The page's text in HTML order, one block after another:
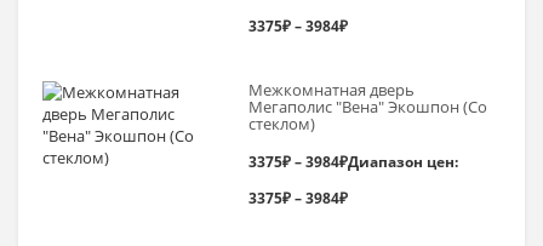
3375₽ – 3984₽
Межкомнатная дверь
Мегаполис "Вена" Экошпон (Со
стеклом)
3375₽–3984₽Диапазон цен:
3375₽ – 3984₽